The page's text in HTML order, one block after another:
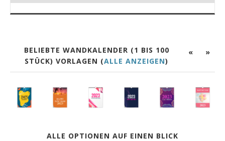
« »
BELIEBTE WANDKALENDER (1 BIS 100
STÜCK) VORLAGEN (ALLE ANZEIGEN)
ALLE OPTIONEN AUF EINEN BLICK